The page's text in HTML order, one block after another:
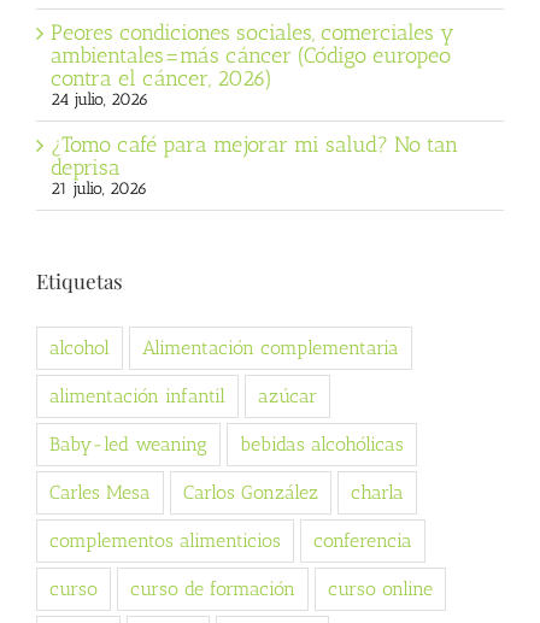
Peores condiciones sociales, comerciales y
ambientales=más cáncer (Código europeo
contra el cáncer, 2026)
24 julio, 2026
¿Tomo café para mejorar mi salud? No tan
deprisa
21 julio, 2026
Etiquetas
alcohol Alimentación complementaria
alimentación infantil azúcar
Baby-led weaning bebidas alcohólicas
Carles Mesa Carlos González charla
complementos alimenticios conferencia
curso curso de formación curso online